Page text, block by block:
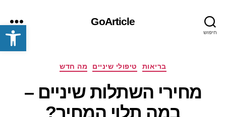
פתח סרגל נגישות חיפוש
GoArticle
תפריט
קטגוריות בריאות טיפולי שיניים מה חדש
מחירי השתלות שיניים –
במה תלוי המחיר?